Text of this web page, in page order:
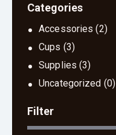
Categories
Accessories (2)
Cups (3)
Supplies (3)
Uncategorized (0)
Filter